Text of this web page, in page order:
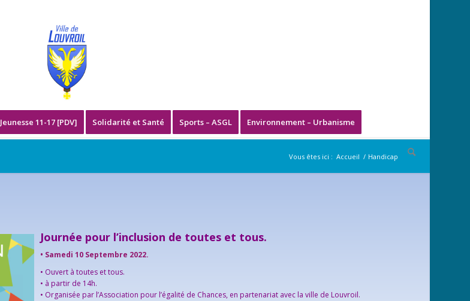
Jeunesse 11-17 [PDV] Solidarité et Santé Sports – ASGL Environnement – Urbanisme
Vous êtes ici : Accueil / Handicap
Journée pour l’inclusion de toutes et tous.
• Samedi 10 Septembre 2022.
• Ouvert à toutes et tous.
• à partir de 14h.
• Organisée par l’Association pour l’égalité de Chances, en partenariat avec la ville de Louvroil.